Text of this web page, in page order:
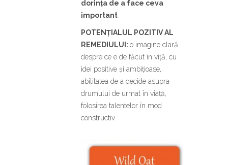
dorința de a face ceva
important
POTENȚIALUL POZITIV AL
REMEDIULUI: o imagine clară
despre ce e de făcut în viță, cu
idei positive și ambițioase,
abilitatea de a decide asupra
drumului de urmat în viață,
folosirea talentelor în mod
constructiv